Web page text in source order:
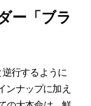
ー「ブラ
逆行するように
ンナップに加え